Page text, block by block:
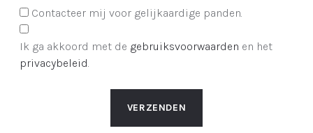
Contacteer mij voor gelijkaardige panden.
Ik ga akkoord met de gebruiksvoorwaarden en het
privacybeleid.
VERZENDEN